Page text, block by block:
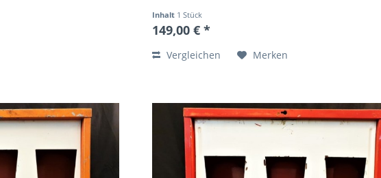
Inhalt 1 Stück
149,00 € *
Vergleichen Merken